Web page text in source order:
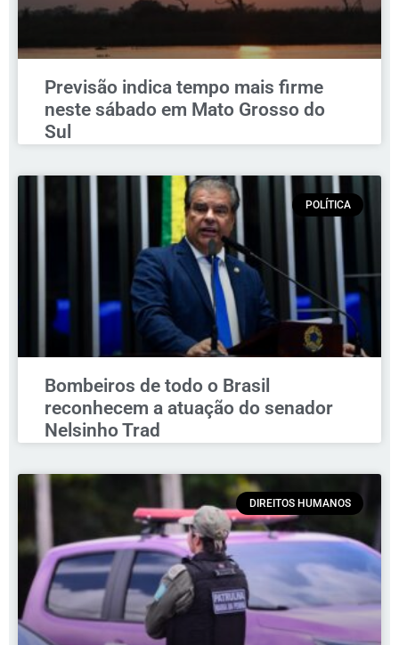
Previsão indica tempo mais firme
neste sábado em Mato Grosso do
Sul
POLÍTICA
Bombeiros de todo o Brasil
reconhecem a atuação do senador
Nelsinho Trad
DIREITOS HUMANOS